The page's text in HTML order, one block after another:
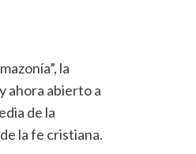
la
ahora abierto a
de la
la fe cristiana.